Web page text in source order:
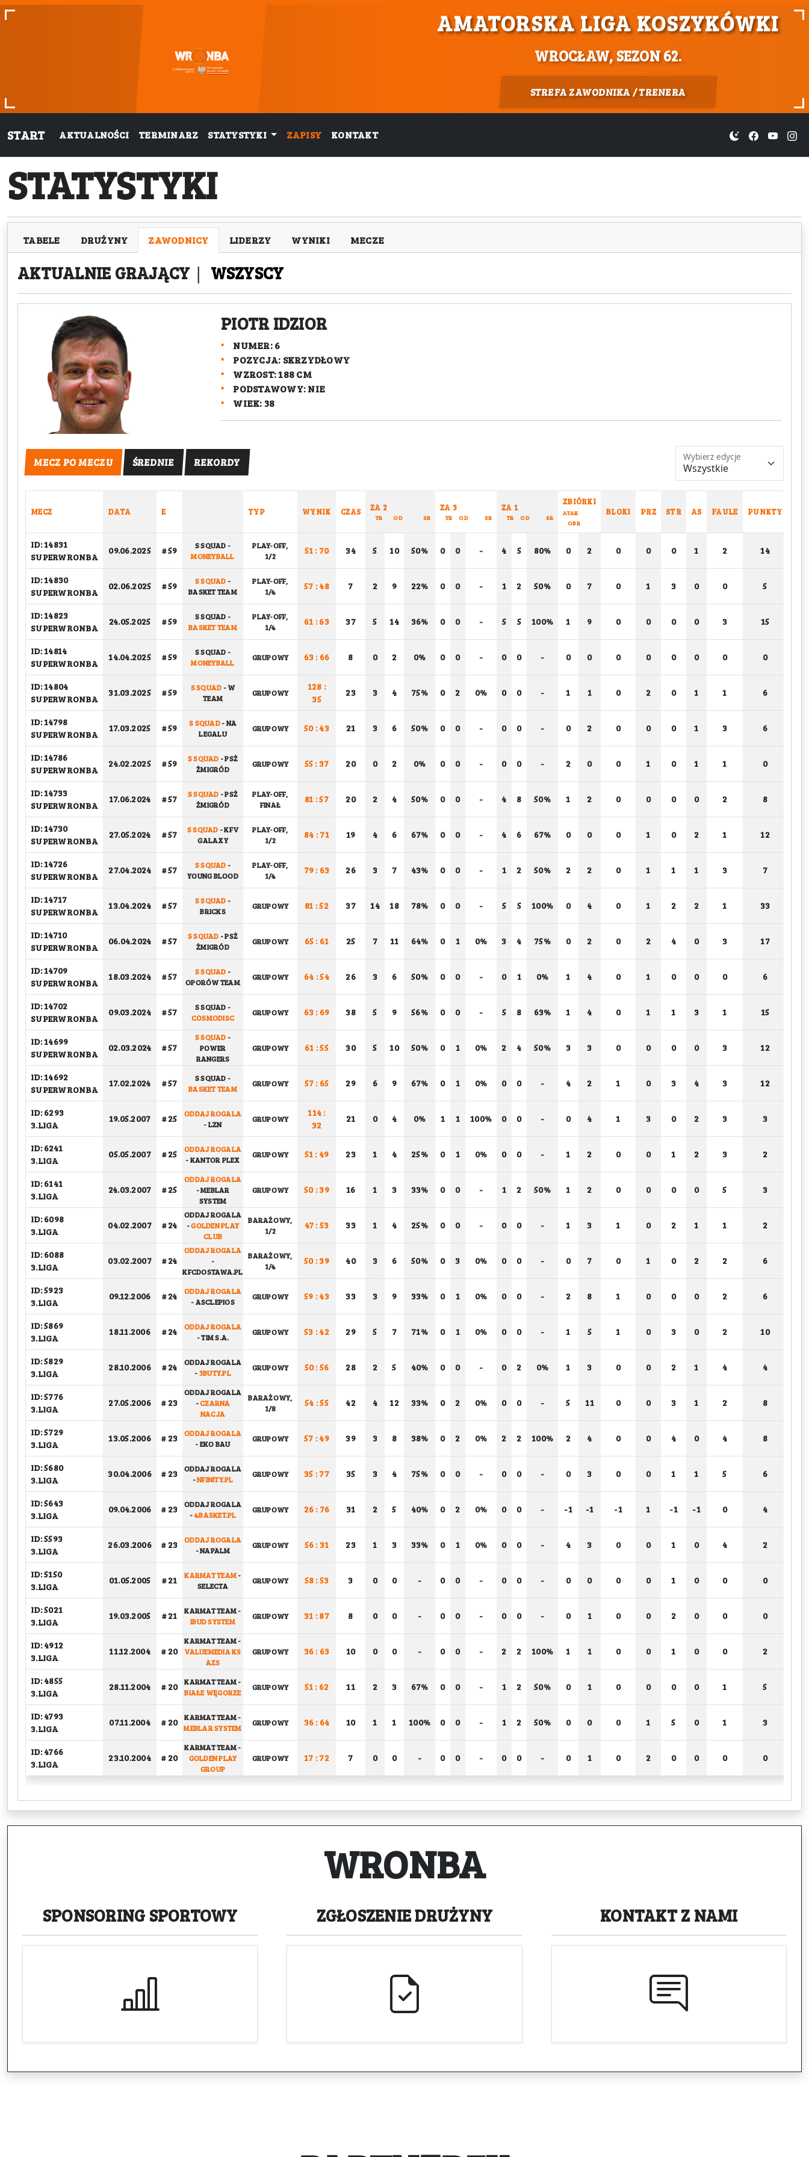
AMATORSKA LIGA KOSZYKÓWKI
WROCŁAW, SEZON 62.
STREFA ZAWODNIKA / TRENERA
START AKTUALNOŚCI TERMINARZ STATYSTYKI ZAPISY KONTAKT
STATYSTYKI
TABELE DRUŻYNY ZAWODNICY LIDERZY WYNIKI MECZE
AKTUALNIE GRAJĄCY | WSZYSCY
PIOTR IDZIOR
NUMER: 6
POZYCJA: SKRZYDŁOWY
WZROST: 188 CM
PODSTAWOWY: NIE
WIEK: 38
MECZ PO MECZU ŚREDNIE REKORDY Wybierz edycje
MECZ DATA E TYP WYNIK CZAS ZA 2
TR OD SR
ZA 3
TR OD SR
ZA 1
TR OD SR
ZBIÓRKI
ATAK
OBR
BLOKI PRZ STR AS FAULE PUNKTY
ID: 14831
SUPERWRONBA
09.06.2025 # 59 S SQUAD -
MONEYBALL
PLAY-OFF,
1/2
51 : 70 34 5 10 50% 0 0 - 4 5 80% 0 2 0 0 0 1 2 14
ID: 14830
SUPERWRONBA
02.06.2025 # 59 S SQUAD -
BASKET TEAM
PLAY-OFF,
1/4
57 : 48 7 2 9 22% 0 0 - 1 2 50% 0 7 0 1 3 0 0 5
ID: 14823
SUPERWRONBA
24.05.2025 # 59 S SQUAD -
BASKET TEAM
PLAY-OFF,
1/4
61 : 63 37 5 14 36% 0 0 - 5 5 100% 1 9 0 0 0 0 3 15
ID: 14814
SUPERWRONBA
14.04.2025 # 59 S SQUAD -
MONEYBALL
GRUPOWY 63 : 66 8 0 2 0% 0 0 - 0 0 - 0 0 0 0 0 0 0 0
ID: 14804
SUPERWRONBA
31.03.2025 # 59 S SQUAD -W
TEAM
GRUPOWY
128 :
35
23 3 4 75% 0 2 0% 0 0 - 1 1 0 2 0 1 1 6
ID: 14798
SUPERWRONBA
17.03.2025 # 59 S SQUAD-NA
LEGALU
GRUPOWY 50 : 43 21 3 6 50% 0 0 - 0 0 - 0 2 0 0 0 1 3 6
ID: 14786
SUPERWRONBA
24.02.2025 # 59 S SQUAD -PSŻ
ŻMIGRÓD
GRUPOWY 55 : 37 20 0 2 0% 0 0 - 0 0 - 2 0 0 1 0 1 1 0
ID: 14733
SUPERWRONBA
17.06.2024 # 57 S SQUAD -PSŻ
ŻMIGRÓD
PLAY-OFF,
FINAŁ
81 : 57 20 2 4 50% 0 0 - 4 8 50% 1 2 0 0 0 0 2 8
ID: 14730
SUPERWRONBA
27.05.2024 # 57 S SQUAD -KFV
GALAXY
PLAY-OFF,
1/2
84 : 71 19 4 6 67% 0 0 - 4 6 67% 0 0 0 1 0 2 1 12
ID: 14726
SUPERWRONBA
27.04.2024 # 57 S SQUAD -
YOUNG BLOOD
PLAY-OFF,
1/4
79 : 63 26 3 7 43% 0 0 - 1 2 50% 2 2 0 1 1 1 3 7
ID: 14717
SUPERWRONBA
13.04.2024 # 57 S SQUAD -
BRICKS
GRUPOWY 81 : 52 37 14 18 78% 0 0 - 5 5 100% 0 4 0 1 2 2 1 33
ID: 14710
SUPERWRONBA
06.04.2024 # 57 S SQUAD -PSŻ
ŻMIGRÓD
GRUPOWY 65 : 61 25 7 11 64% 0 1 0% 3 4 75% 0 2 0 2 4 0 3 17
ID: 14709
SUPERWRONBA
18.03.2024 # 57 S SQUAD -
OPORÓW TEAM
GRUPOWY 64 : 54 26 3 6 50% 0 0 - 0 1 0% 1 4 0 1 0 0 0 6
ID: 14702
SUPERWRONBA
09.03.2024 # 57 S SQUAD -
COSMODISC
GRUPOWY 63 : 69 38 5 9 56% 0 0 - 5 8 63% 1 4 0 1 1 3 1 15
ID: 14699
SUPERWRONBA
02.03.2024 # 57
S SQUAD -
POWER
RANGERS
GRUPOWY 61 : 55 30 5 10 50% 0 1 0% 2 4 50% 3 3 0 0 0 0 3 12
ID: 14692
SUPERWRONBA
17.02.2024 # 57 S SQUAD -
BASKET TEAM
GRUPOWY 57 : 65 29 6 9 67% 0 1 0% 0 0 - 4 2 1 0 3 4 3 12
ID: 6293
3.LIGA
19.05.2007 # 25
ODDAJ ROGALA
-LZN
GRUPOWY
114 :
32
21 0 4 0% 1 1 100% 0 0 - 0 4 1 3 0 2 3 3
ID: 6241
3.LIGA
05.05.2007 # 25
ODDAJ ROGALA
-KANTOR PLEX
GRUPOWY 51 : 49 23 1 4 25% 0 1 0% 0 0 - 1 2 0 0 1 2 3 2
ID: 6141
3.LIGA
24.03.2007 # 25
ODDAJ ROGALA
-MEBLAR
SYSTEM
GRUPOWY 50 : 39 16 1 3 33% 0 0 - 1 2 50% 1 2 0 0 0 0 5 3
ID: 6098
3.LIGA
04.02.2007 # 24
ODDAJ ROGALA
-GOLDEN PLAY
CLUB
BARAŻOWY,
1/2
47 : 53 33 1 4 25% 0 0 - 0 0 - 1 3 1 0 2 1 1 2
ID: 6088
3.LIGA
03.02.2007 # 24
ODDAJ ROGALA
-
KFCDOSTAWA.PL
BARAŻOWY,
1/4
50 : 39 40 3 6 50% 0 3 0% 0 0 - 0 7 0 1 0 2 2 6
ID: 5923
3.LIGA
09.12.2006 # 24
ODDAJ ROGALA
-ASCLEPIOS
GRUPOWY 59 : 43 33 3 9 33% 0 1 0% 0 0 - 2 8 1 0 0 0 2 6
ID: 5869
3.LIGA
18.11.2006 # 24
ODDAJ ROGALA
-TIM S.A.
GRUPOWY 53 : 42 29 5 7 71% 0 1 0% 0 0 - 1 5 1 0 3 0 2 10
ID: 5829
3.LIGA
28.10.2006 # 24
ODDAJ ROGALA
-3BUTY.PL
GRUPOWY 50 : 56 28 2 5 40% 0 0 - 0 2 0% 1 3 0 0 2 1 4 4
ID: 5776
3.LIGA
27.05.2006 # 23
ODDAJ ROGALA
-CZARNA
NACJA
BARAŻOWY,
1/8
54 : 55 42 4 12 33% 0 2 0% 0 0 - 5 11 0 0 3 1 2 8
ID: 5729
3.LIGA
13.05.2006 # 23
ODDAJ ROGALA
-EKO BAU
GRUPOWY 57 : 49 39 3 8 38% 0 2 0% 2 2 100% 2 4 0 0 4 0 4 8
ID: 5680
3.LIGA
30.04.2006 # 23
ODDAJ ROGALA
-NFINITY.PL
GRUPOWY 35 : 77 35 3 4 75% 0 0 - 0 0 - 0 3 0 0 1 1 5 6
ID: 5643
3.LIGA
09.04.2006 # 23
ODDAJ ROGALA
-4BASKET.PL
GRUPOWY 26 : 76 31 2 5 40% 0 2 0% 0 0 - -1 -1 -1 1 -1 -1 0 4
ID: 5593
3.LIGA
26.03.2006 # 23
ODDAJ ROGALA
-NAPALM
GRUPOWY 56 : 31 23 1 3 33% 0 1 0% 0 0 - 4 3 0 0 1 0 4 2
ID: 5150
3.LIGA
01.05.2005 # 21 KARMAT TEAM-
SELECTA
GRUPOWY 58 : 53 3 0 0 - 0 0 - 0 0 - 0 0 0 0 1 0 0 0
ID: 5021
3.LIGA
19.03.2005 # 21 KARMAT TEAM-
IBUD SYSTEM
GRUPOWY 31 : 87 8 0 0 - 0 0 - 0 0 - 0 1 0 0 2 0 0 0
ID: 4912
3.LIGA
11.12.2004 # 20
KARMAT TEAM-
VALUEMEDIA KS
AZS
GRUPOWY 36 : 63 10 0 0 - 0 0 - 2 2 100% 1 1 0 0 1 0 0 2
ID: 4855
3.LIGA
28.11.2004 # 20 KARMAT TEAM-
BIAŁE WĘGORZE
GRUPOWY 51 : 62 11 2 3 67% 0 0 - 1 2 50% 0 1 0 0 0 0 1 5
ID: 4793
3.LIGA
07.11.2004 # 20 KARMAT TEAM-
MEBLAR SYSTEM
GRUPOWY 36 : 64 10 1 1 100% 0 0 - 1 2 50% 0 0 0 1 5 0 1 3
ID: 4766
3.LIGA
23.10.2004 # 20
KARMAT TEAM-
GOLDEN PLAY
GROUP
GRUPOWY 17 : 72 7 0 0 - 0 0 - 0 0 - 0 1 0 2 0 0 0 0
WRONBA
SPONSORINGSPORTOWY ZGŁOSZENIEDRUŻYNY KONTAKTZ NAMI